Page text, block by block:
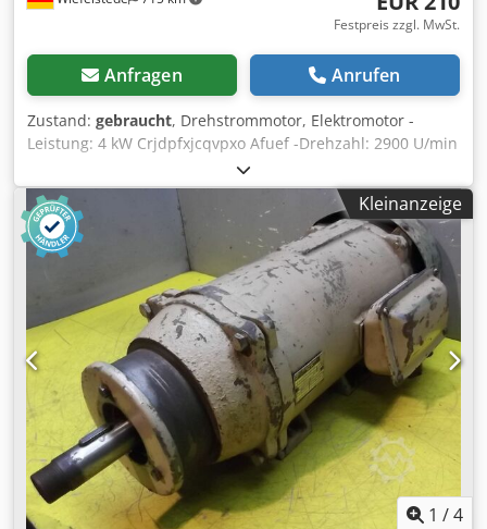
Festpreis zzgl. MwSt.
Anfragen Anrufen
Zustand: gebraucht, Drehstrommotor, Elektromotor -
Leistung: 4 kW Crjdpfxjcqvpxo Afuef -Drehzahl: 2900 U/min
-Welle: Ø 28 mm -Bauform: B3 -Schutzart: IP 44 -
Abmessungen: 410/250/H270 mm -Gewicht: 40 kg
Kleinanzeige
1 /4